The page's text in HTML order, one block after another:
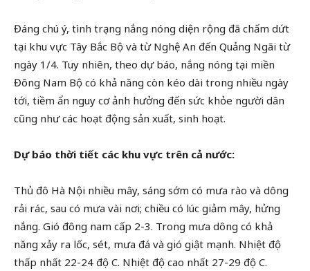
Đáng chú ý, tình trạng nắng nóng diện rộng đã chấm dứt
tại khu vực Tây Bắc Bộ và từ Nghệ An đến Quảng Ngãi từ
ngày 1/4. Tuy nhiên, theo dự báo, nắng nóng tại miền
Đông Nam Bộ có khả năng còn kéo dài trong nhiều ngày
tới, tiềm ẩn nguy cơ ảnh hưởng đến sức khỏe người dân
cũng như các hoạt động sản xuất, sinh hoạt.
Dự báo thời tiết các khu vực trên cả nước:
Thủ đô Hà Nội nhiều mây, sáng sớm có mưa rào và dông
rải rác, sau có mưa vài nơi; chiều có lúc giảm mây, hửng
nắng. Gió đông nam cấp 2-3. Trong mưa dông có khả
năng xảy ra lốc, sét, mưa đá và gió giật mạnh. Nhiệt độ
thấp nhất 22-24 độ C. Nhiệt độ cao nhất 27-29 độ C.